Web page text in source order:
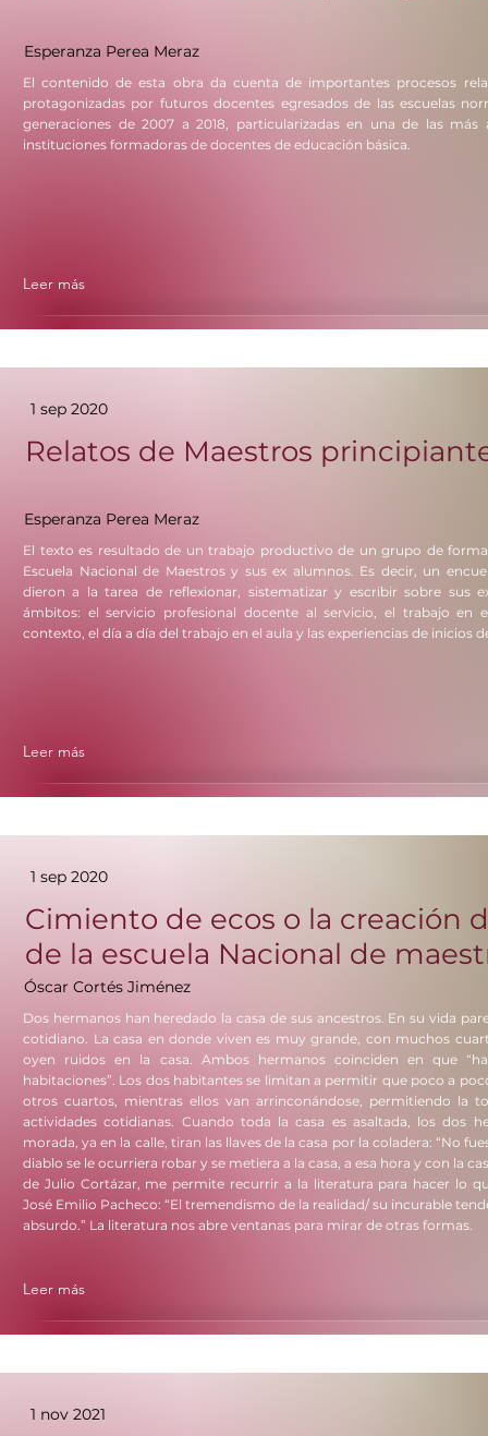
Esperanza Perea Meraz
El contenido de esta obra da cuenta de importantes procesos
protagonizadas por futuros docentes egresados de las escuelas
generaciones de 2007 a 2018, particularizadas en una de las más
instituciones formadoras de docentes de educación básica.
Leer más
1 sep 2020
Relatos de Maestros
Esperanza Perea Meraz
El texto es resultado de un trabajo productivo de un grupo de
Escuela Nacional de Maestros y sus ex alumnos. Es decir, un
dieron a la tarea de reflexionar, sistematizar y escribir sobre sus
ámbitos: el servicio profesional docente al servicio, el trabajo en
contexto, el día a día del trabajo en el aula y las experiencias de inicios
Leer más
1 sep 2020
Cimiento de ecos o la creación
de la escuela Nacional de
Óscar Cortés Jiménez
Dos hermanos han heredado la casa de sus ancestros. En su vida
cotidiano. La casa en donde viven es muy grande, con muchos
oyen ruidos en la casa. Ambos hermanos coinciden en que
habitaciones”. Los dos habitantes se limitan a permitir que poco a
otros cuartos, mientras ellos van arrinconándose, permitiendo la
actividades cotidianas. Cuando toda la casa es asaltada, los dos
morada, ya en la calle, tiran las llaves de la casa por la coladera: “No
diablo se le ocurriera robar y se metiera a la casa, a esa hora y con la
de Julio Cortázar, me permite recurrir a la literatura para hacer lo
José Emilio Pacheco: “El tremendismo de la realidad/ su incurable
absurdo.” La literatura nos abre ventanas para mirar de otras formas.
Leer más
1 nov 2021